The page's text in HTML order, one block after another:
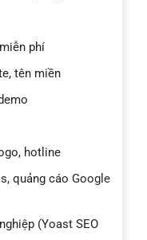
phí
tên miền
hotline
quảng cáo Google
(Yoast SEO